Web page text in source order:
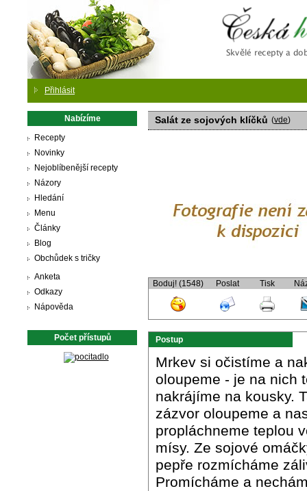
Přihlásit
Nabízíme
Recepty
Novinky
Nejoblíbenější recepty
Názory
Hledání
Menu
Články
Blog
Obchůdek s tričky
Anketa
Odkazy
Nápověda
Počet přístupů
Salát ze sojových klíčků (vde)
Boduj! (1548) Poslat Tisk
Postup
Mrkev si očistíme a
oloupeme - je na nich
nakrájíme na kousky.
zázvor oloupeme a
propláchneme teplou
mísy. Ze sojové
pepře rozmícháme
Promícháme a